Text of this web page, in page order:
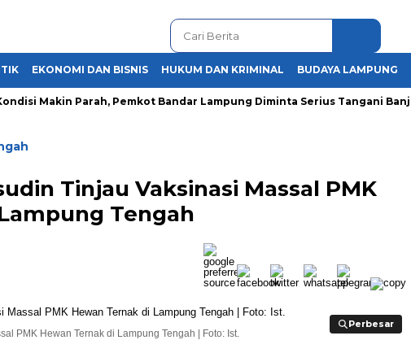
EKONOMI DAN BISNIS HUKUM DAN KRIMINAL BUDAYA LAMPUNG
Makin Parah, Pemkot Bandar Lampung Diminta Serius Tangani Banjir
Tinjau Vaksinasi Massal PMK
Tengah
Perbesar
Perbesar
PMK Hewan Ternak di Lampung Tengah | Foto: Ist.